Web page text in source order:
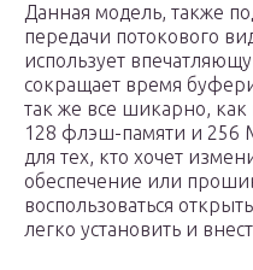
Данная модель, также
передачи потокового
использует
сокращает время
так же все шикарно, как
128 флэш-памяти и 256
для тех, кто хочет
обеспечение или
воспользоваться
легко установить и